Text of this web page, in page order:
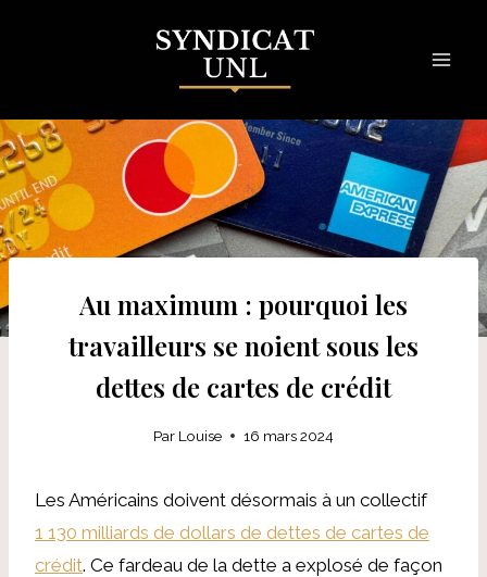
Au maximum : pourquoi les
travailleurs se noient sous les
dettes de cartes de crédit
Par Louise 16 mars 2024
Les Américains doivent désormais à un collectif
1 130 milliards de dollars de dettes de cartes de
crédit. Ce fardeau de la dette a explosé de façon